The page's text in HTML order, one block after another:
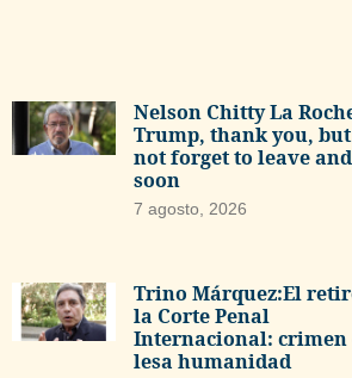
Nelson Chitty La
Trump, thank you,
not forget to leave
soon
7 agosto, 2026
Trino Márquez:El
la Corte Penal
Internacional: crimen
lesa humanidad